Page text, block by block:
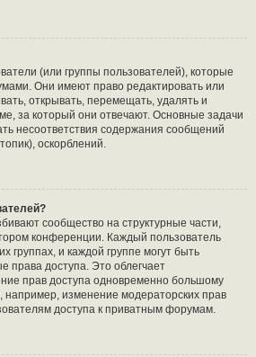
(или группы пользователей), которые
Они имеют право редактировать или
открывать, перемещать, удалять и
за который они отвечают. Основные задачи
несоответствия содержания сообщений
оскорблений.
сообщество на структурные части,
конференции. Каждый пользователь
группах, и каждой группе могут быть
права доступа. Это облегчает
прав доступа одновременно большому
например, изменение модераторских прав
доступа к приватным форумам.